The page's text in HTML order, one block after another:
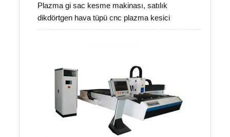
Plazma gi sac kesme makinası, satılık
dikdörtgen hava tüpü cnc plazma kesici